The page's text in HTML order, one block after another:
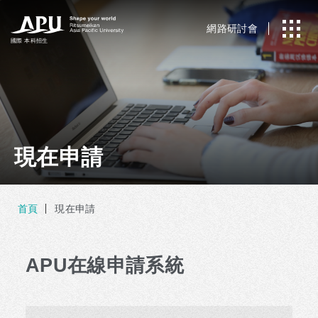
國際 本科招生
網路研討會
現在申請
首頁 現在申請
APU在線申請系統